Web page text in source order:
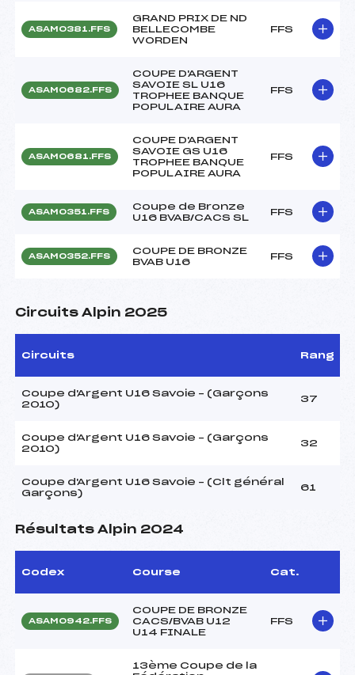
ASAM0381.FFS
GRAND PRIX DE ND
BELLECOMBE
WORDEN
FFS
ASAM0682.FFS
COUPE D'ARGENT
SAVOIE SL U16
TROPHEE BANQUE
POPULAIRE AURA
FFS
ASAM0681.FFS
COUPE D'ARGENT
SAVOIE GS U16
TROPHEE BANQUE
POPULAIRE AURA
FFS
ASAM0351.FFS
Coupe de Bronze
U16 BVAB/CACS SL
FFS
ASAM0352.FFS
COUPE DE BRONZE
BVAB U16
FFS
Circuits Alpin 2025
Circuits Rang
Coupe d'Argent U16 Savoie – (Garçons
2010)
37
Coupe d'Argent U16 Savoie – (Garçons
2010)
32
Coupe d'Argent U16 Savoie – (Clt général
Garçons)
61
Résultats Alpin 2024
Codex Course Cat.
ASAM0942.FFS
COUPE DE BRONZE
CACS/BVAB U12
U14 FINALE
FFS
13ème Coupe de la